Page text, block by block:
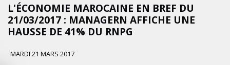
L'ÉCONOMIE MAROCAINE EN BREF DU
21/03/2017 : MANAGERN AFFICHE UNE
HAUSSE DE 41% DU RNPG
MARDI 21 MARS 2017